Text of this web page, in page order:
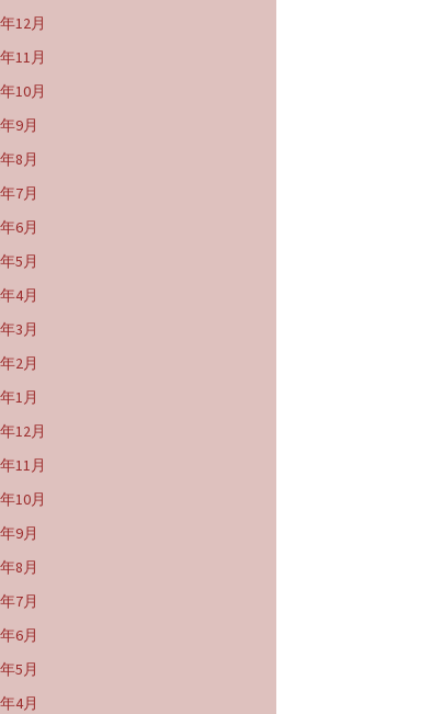
12月
11月
10月
9月
8月
7月
6月
5月
4月
3月
2月
1月
12月
11月
10月
9月
8月
7月
6月
5月
4月